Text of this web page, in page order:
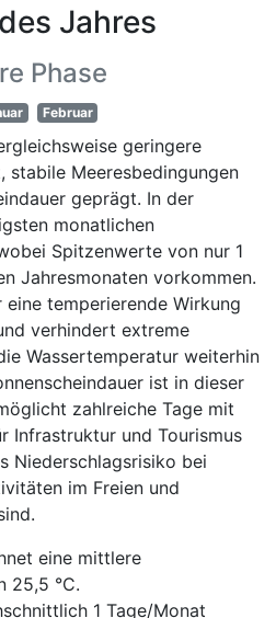
Jahres
Phase
Februar
geringere
stabile Meeresbedingungen
geprägt. In der
monatlichen
Spitzenwerte von nur 1
Jahresmonaten vorkommen.
temperierende Wirkung
verhindert extreme
Wassertemperatur weiterhin
ist in dieser
zahlreiche Tage mit
Infrastruktur und Tourismus
Niederschlagsrisiko bei
im Freien und
eine mittlere
25,5 °C.
1 Tage/Monat